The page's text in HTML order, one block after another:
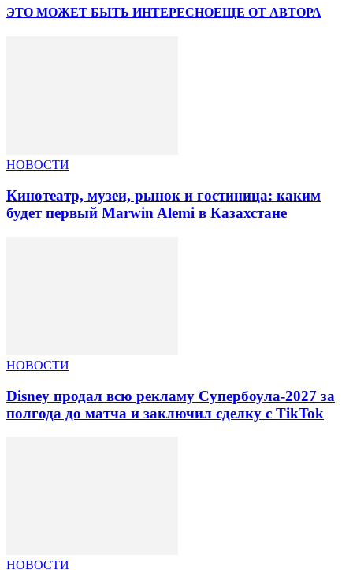
ЭТО МОЖЕТ БЫТЬ ИНТЕРЕСНОЕЩЕ ОТ АВТОРА
НОВОСТИ
Кинотеатр, музеи, рынок и гостиница: каким
будет первый Marwin Alemi в Казахстане
НОВОСТИ
Disney продал всю рекламу Супербоула-2027 за
полгода до матча и заключил сделку с TikTok
НОВОСТИ